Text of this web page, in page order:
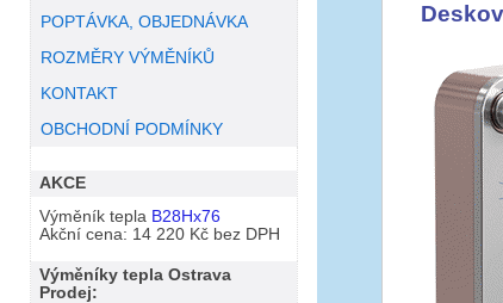
POPTÁVKA, OBJEDNÁVKA
ROZMĚRY VÝMĚNÍKŮ
KONTAKT
OBCHODNÍ PODMÍNKY
AKCE
Výměník tepla B28Hx76
Akční cena: 14 220 Kč bez DPH
Výměníky tepla Ostrava
Prodej: